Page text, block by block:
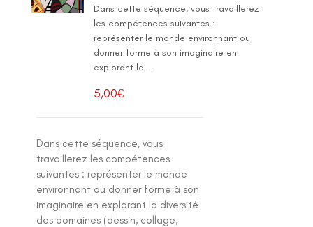
Dans cette séquence, vous travaillerez
les compétences suivantes :
représenter le monde environnant ou
donner forme à son imaginaire en
explorant la...
5,00€
Dans cette séquence, vous
travaillerez les compétences
suivantes : représenter le monde
environnant ou donner forme à son
imaginaire en explorant la diversité
des domaines (dessin, collage,